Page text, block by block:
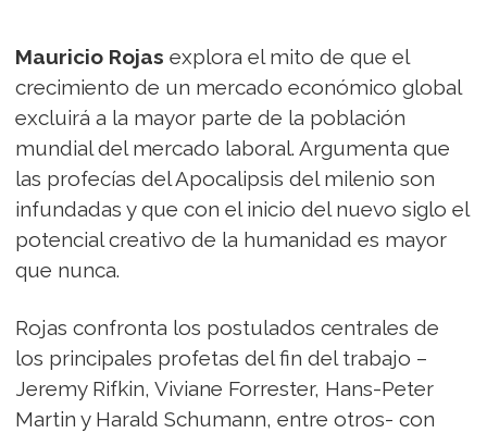
Mauricio Rojas explora el mito de que el
crecimiento de un mercado económico global
excluirá a la mayor parte de la población
mundial del mercado laboral. Argumenta que
las profecías del Apocalipsis del milenio son
infundadas y que con el inicio del nuevo siglo el
potencial creativo de la humanidad es mayor
que nunca.
Rojas confronta los postulados centrales de
los principales profetas del fin del trabajo –
Jeremy Rifkin, Viviane Forrester, Hans-Peter
Martin y Harald Schumann, entre otros- con